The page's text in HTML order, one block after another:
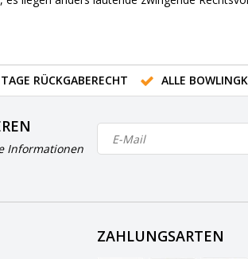
RÜCKGABERECHT ALLE
Informationen
ZAHLUNGSARTEN